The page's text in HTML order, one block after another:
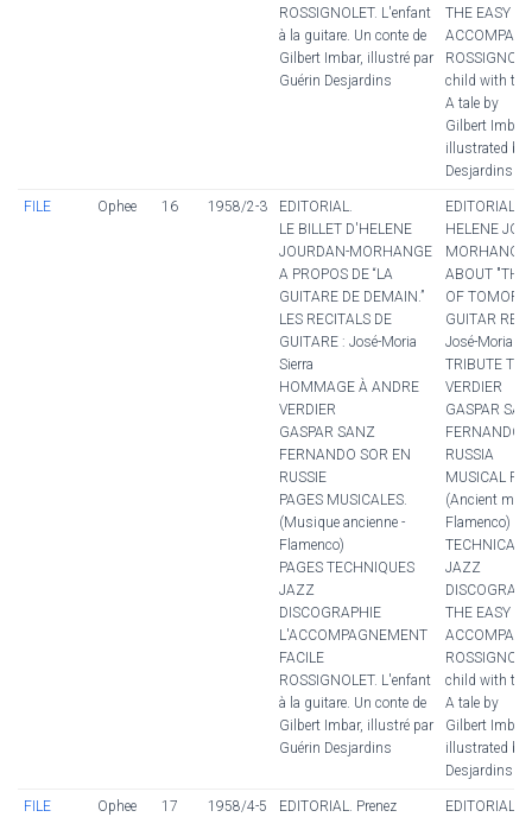
ROSSIGNOLET. L'enfant
à la guitare. Un conte de
Gilbert Imbar, illustré par
Guérin Desjardins
THE EASY
child with the
A tale by
Gilbert Imbar,
illustrated by
Desjardins
FILE Ophee 16 1958/2-3
EDITORIAL.
LE BILLET D'HELENE
JOURDAN-MORHANGE
A PROPOS DE “LA
GUITARE DE DEMAIN.”
LES RECITALS DE
GUITARE : José-Moria
Sierra
HOMMAGE À ANDRE
VERDIER
GASPAR SANZ
FERNANDO SOR EN
RUSSIE
PAGES MUSICALES.
(Musique ancienne -
Flamenco)
PAGES TECHNIQUES
JAZZ
DISCOGRAPHIE
L'ACCOMPAGNEMENT
FACILE
ROSSIGNOLET. L'enfant
à la guitare. Un conte de
Gilbert Imbar, illustré par
Guérin Desjardins
EDITORIAL.
HELENE
ABOUT "THE
OF
GUITAR
José-Moria
TRIBUTE TO
VERDIER
GASPAR
FERNANDO
RUSSIA
MUSICAL
(Ancient
Flamenco)
TECHNICAL
JAZZ
THE EASY
child with the
A tale by
Gilbert Imbar,
illustrated by
Desjardins
FILE Ophee 17 1958/4-5 EDITORIAL. Prenez EDITORIAL.